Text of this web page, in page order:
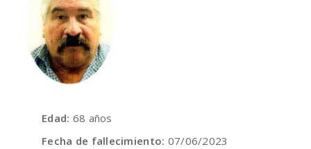
Edad: 68 años
Fecha de fallecimiento: 07/06/2023